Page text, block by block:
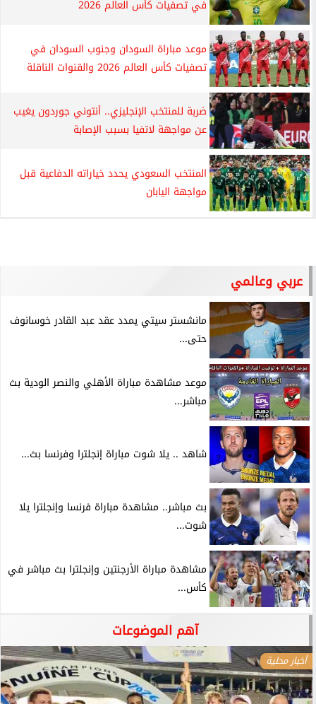
في تصفيات كأس العالم 2026
موعد مباراة السودان وجنوب السودان في
تصفيات كأس العالم 2026 والقنوات الناقلة
ضربة للمنتخب الإنجليزي.. أنتوني جوردون يغيب
عن مواجهة لاتفيا بسبب الإصابة
المنتخب السعودي يحدد خياراته الدفاعية قبل
مواجهة اليابان
عربي وعالمي
مانشستر سيتي يمدد عقد عبد القادر خوسانوف
حتى...
موعد مشاهدة مباراة الأهلي والنصر الودية بث
مباشر...
شاهد .. يلا شوت مباراة إنجلترا وفرنسا بث...
بث مباشر.. مشاهدة مباراة فرنسا وإنجلترا يلا
شوت...
مشاهدة مباراة الأرجنتين وإنجلترا بث مباشر في
كأس...
آهم الموضوعات
أخبار محلية